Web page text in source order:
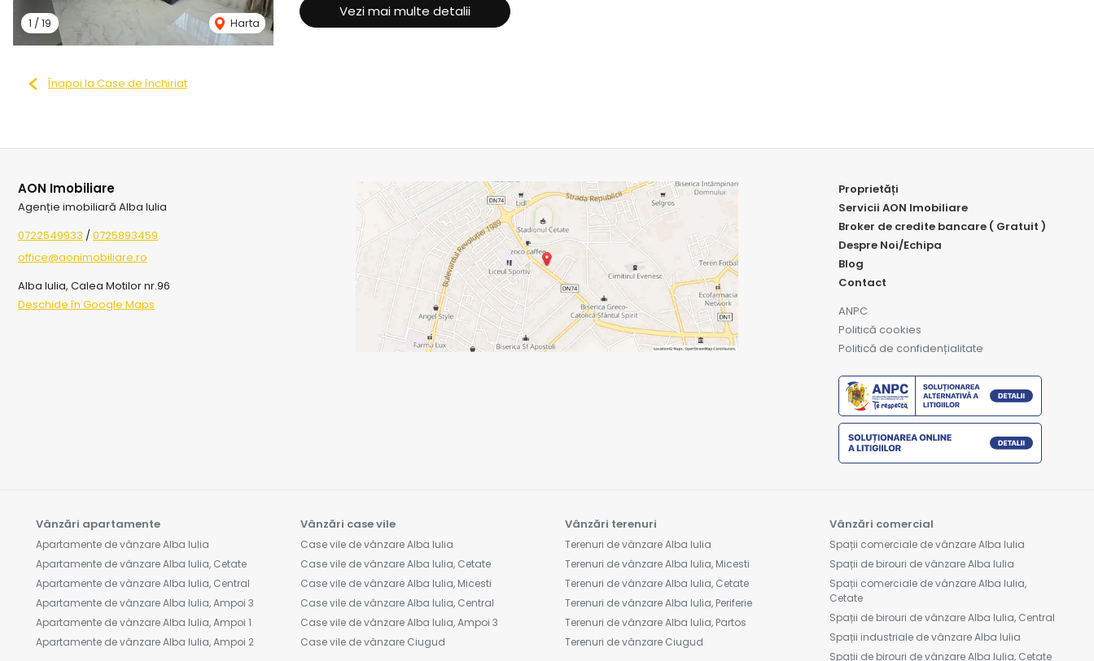
1 /19 Harta
Vezi mai multe detalii
Înapoi la Case de închiriat
AON Imobiliare
Agenție imobiliară Alba Iulia
0722549933 /0725893459
office@aonimobiliare.ro
Alba Iulia, Calea Motilor nr.96
Deschide în Google Maps
Proprietăți
Servicii AON Imobiliare
Broker de credite bancare ( Gratuit )
Despre Noi/Echipa
Blog
Contact
ANPC
Politică cookies
Politică de confidențialitate
Vânzări apartamente
Apartamente de vânzare Alba Iulia
Apartamente de vânzare Alba Iulia, Cetate
Apartamente de vânzare Alba Iulia, Central
Apartamente de vânzare Alba Iulia, Ampoi 3
Apartamente de vânzare Alba Iulia, Ampoi 1
Apartamente de vânzare Alba Iulia, Ampoi 2
Vânzări case vile
Case vile de vânzare Alba Iulia
Case vile de vânzare Alba Iulia, Cetate
Case vile de vânzare Alba Iulia, Micesti
Case vile de vânzare Alba Iulia, Central
Case vile de vânzare Alba Iulia, Ampoi 3
Case vile de vânzare Ciugud
Vânzări terenuri
Terenuri de vânzare Alba Iulia
Terenuri de vânzare Alba Iulia, Micesti
Terenuri de vânzare Alba Iulia, Cetate
Terenuri de vânzare Alba Iulia, Periferie
Terenuri de vânzare Alba Iulia, Partos
Terenuri de vânzare Ciugud
Vânzări comercial
Spații comerciale de vânzare Alba Iulia
Spații de birouri de vânzare Alba Iulia
Spații comerciale de vânzare Alba Iulia,
Cetate
Spații de birouri de vânzare Alba Iulia, Central
Spații industriale de vânzare Alba Iulia
Spații de birouri de vânzare Alba Iulia, Cetate